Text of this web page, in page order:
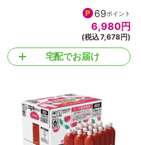
69ポイント
6,980円
(税込 7,678円)
宅配でお届け